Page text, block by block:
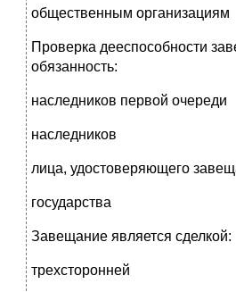
общественным организациям
Проверка дееспособности
обязанность:
наследников первой очереди
наследников
лица, удостоверяющего
государства
Завещание является сделкой:
трехсторонней